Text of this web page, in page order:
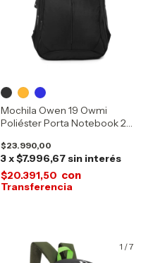
Mochila Owen 19 Owmi
Poliéster Porta Notebook 2
$23.990,00
3x$7.996,67 sin interés
$20.391,50 con
1 /7